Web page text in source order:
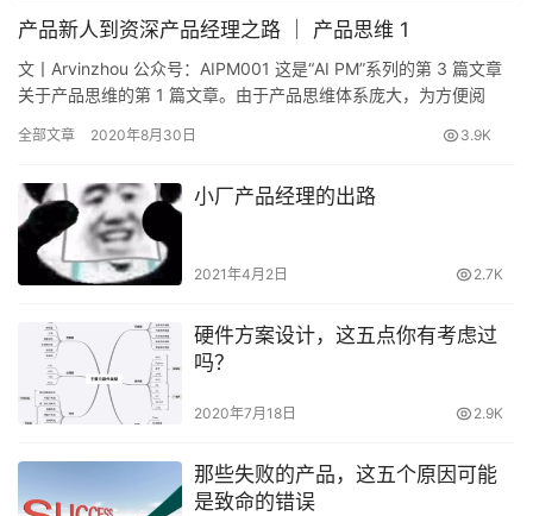
产品新人到资深产品经理之路 ｜ 产品思维 1
文丨Arvinzhou 公众号：AIPM001 这是“AI PM”系列的第 3 篇文章
关于产品思维的第 1 篇文章。由于产品思维体系庞大，为方便阅
全部文章 2020年8月30日 3.9K
小厂产品经理的出路
2021年4月2日 2.7K
硬件方案设计，这五点你有考虑过
吗？
2020年7月18日 2.9K
那些失败的产品，这五个原因可能
是致命的错误